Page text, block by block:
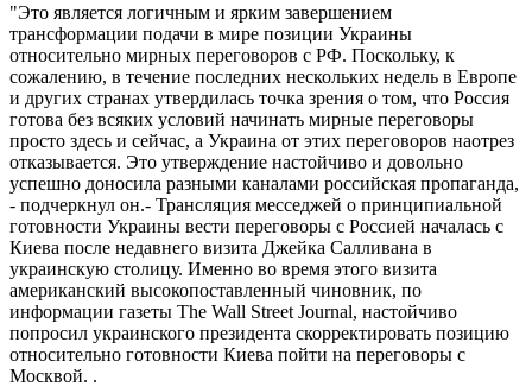
"Это является логичным и ярким завершением
трансформации подачи в мире позиции Украины
относительно мирных переговоров с РФ. Поскольку, к
сожалению, в течение последних нескольких недель в Европе
и других странах утвердилась точка зрения о том, что Россия
готова без всяких условий начинать мирные переговоры
просто здесь и сейчас, а Украина от этих переговоров наотрез
отказывается. Это утверждение настойчиво и довольно
успешно доносила разными каналами российская пропаганда,
- подчеркнул он.- Трансляция месседжей о принципиальной
готовности Украины вести переговоры с Россией началась с
Киева после недавнего визита Джейка Салливана в
украинскую столицу. Именно во время этого визита
американский высокопоставленный чиновник, по
информации газеты The Wall Street Journal, настойчиво
попросил украинского президента скорректировать позицию
относительно готовности Киева пойти на переговоры с
Москвой. .